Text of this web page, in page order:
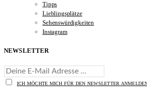
Tipps
Lieblingsplätze
Sehenswürdigkeiten
Instagram
NEWSLETTER
ICH MÖCHTE MICH FÜR DEN NEWSLETTER